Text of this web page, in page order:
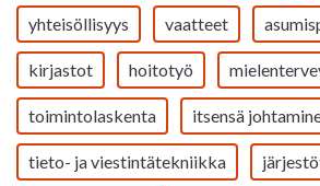
yhteisöllisyys vaatteet
kirjastot hoitotyö
toimintolaskenta itsensä
tieto- ja viestintätekniikka